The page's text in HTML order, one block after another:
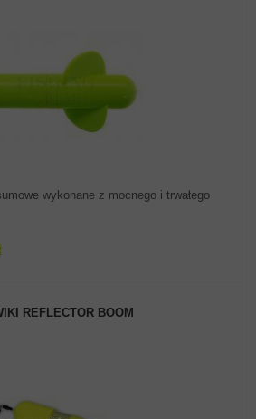
ZOBACZ PRODUKT
wykonane z mocnego i trwałego
REFLECTOR BOOM
ZOBACZ PRODUKT